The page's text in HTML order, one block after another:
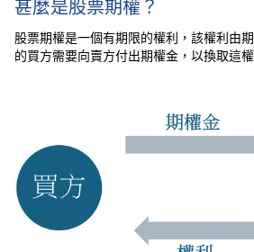
甚麼是股票期權？
股票期權是一個有期限的權利，該權利由
的買方需要向賣方付出期權金，以換取這權